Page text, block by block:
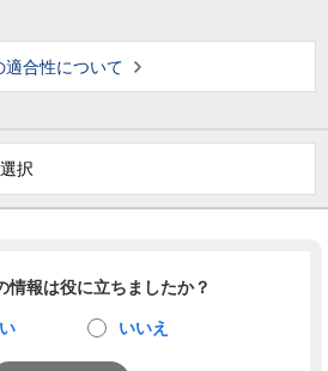
合性について
択
情報は役に立ちましたか？
いいえ